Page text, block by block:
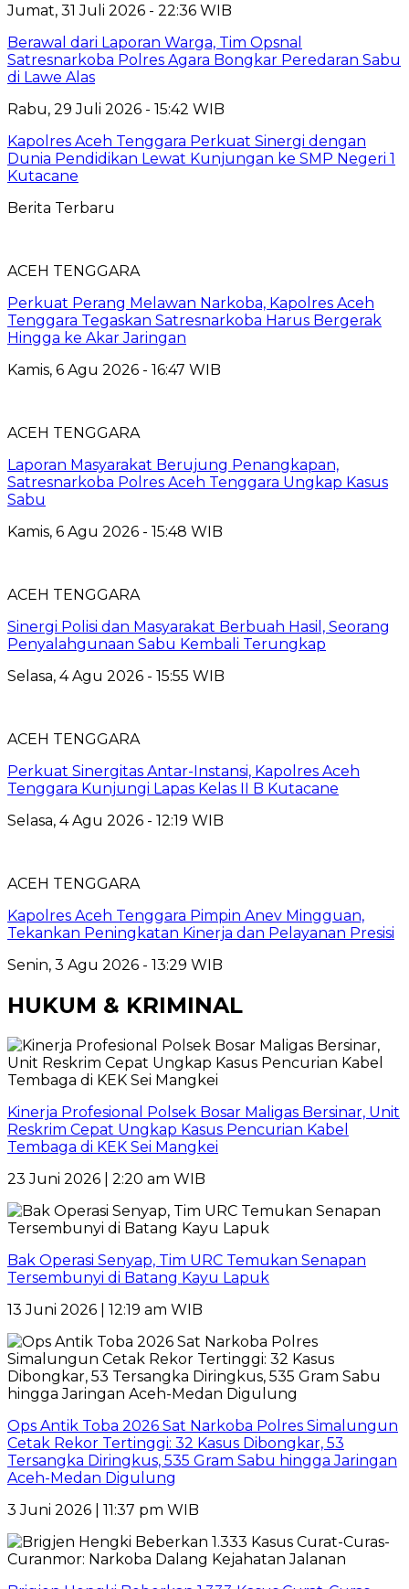
Jumat, 31 Juli 2026 - 22:36 WIB
Berawal dari Laporan Warga, Tim Opsnal
Satresnarkoba Polres Agara Bongkar Peredaran Sabu
di Lawe Alas
Rabu, 29 Juli 2026 - 15:42 WIB
Kapolres Aceh Tenggara Perkuat Sinergi dengan
Dunia Pendidikan Lewat Kunjungan ke SMP Negeri 1
Kutacane
Berita Terbaru
ACEH TENGGARA
Perkuat Perang Melawan Narkoba, Kapolres Aceh
Tenggara Tegaskan Satresnarkoba Harus Bergerak
Hingga ke Akar Jaringan
Kamis, 6 Agu 2026 - 16:47 WIB
ACEH TENGGARA
Laporan Masyarakat Berujung Penangkapan,
Satresnarkoba Polres Aceh Tenggara Ungkap Kasus
Sabu
Kamis, 6 Agu 2026 - 15:48 WIB
ACEH TENGGARA
Sinergi Polisi dan Masyarakat Berbuah Hasil, Seorang
Penyalahgunaan Sabu Kembali Terungkap
Selasa, 4 Agu 2026 - 15:55 WIB
ACEH TENGGARA
Perkuat Sinergitas Antar-Instansi, Kapolres Aceh
Tenggara Kunjungi Lapas Kelas II B Kutacane
Selasa, 4 Agu 2026 - 12:19 WIB
ACEH TENGGARA
Kapolres Aceh Tenggara Pimpin Anev Mingguan,
Tekankan Peningkatan Kinerja dan Pelayanan Presisi
Senin, 3 Agu 2026 - 13:29 WIB
HUKUM & KRIMINAL
Kinerja Profesional Polsek Bosar Maligas Bersinar, Unit
Reskrim Cepat Ungkap Kasus Pencurian Kabel
Tembaga di KEK Sei Mangkei
23 Juni 2026 | 2:20 am WIB
Bak Operasi Senyap, Tim URC Temukan Senapan
Tersembunyi di Batang Kayu Lapuk
13 Juni 2026 | 12:19 am WIB
Ops Antik Toba 2026 Sat Narkoba Polres Simalungun
Cetak Rekor Tertinggi: 32 Kasus Dibongkar, 53
Tersangka Diringkus, 535 Gram Sabu hingga Jaringan
Aceh-Medan Digulung
3 Juni 2026 | 11:37 pm WIB